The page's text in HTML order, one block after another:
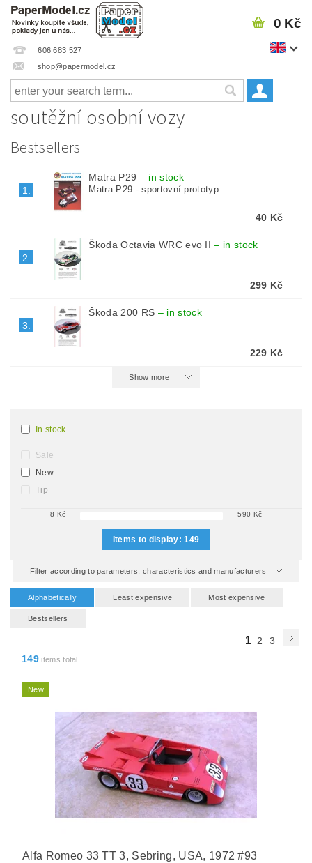
606 683 527
shop@papermodel.cz
0 Kč
soutěžní osobní vozy
Bestsellers
1.
Matra P29 – in stock
Matra P29 - sportovní prototyp
40 Kč
2.
Škoda Octavia WRC evo II– in stock
299 Kč
3.
Škoda 200 RS – in stock
229 Kč
Show more
In stock
Sale
New
Tip
8 Kč 590 Kč
Items to display:149
Filter according to parameters, characteristics and manufacturers
Alphabetically Least expensive Most expensive
Bestsellers
1 2
3
149items total
New
Alfa Romeo 33 TT 3, Sebring, USA, 1972 #93